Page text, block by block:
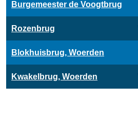
Burgemeester de Voogtbrug
Rozenbrug
Blokhuisbrug, Woerden
Kwakelbrug, Woerden